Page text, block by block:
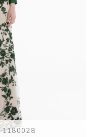
1180028